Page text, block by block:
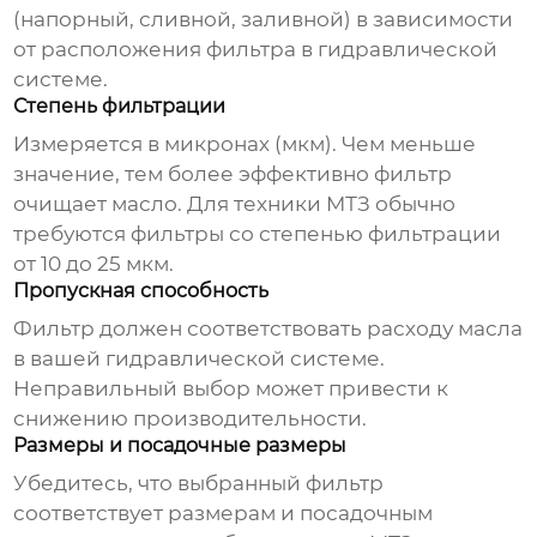
(напорный, сливной, заливной) в зависимости
от расположения фильтра в гидравлической
системе.
Степень фильтрации
Измеряется в микронах (мкм). Чем меньше
значение, тем более эффективно фильтр
очищает масло. Для техники МТЗ обычно
требуются фильтры со степенью фильтрации
от 10 до 25 мкм.
Пропускная способность
Фильтр должен соответствовать расходу масла
в вашей гидравлической системе.
Неправильный выбор может привести к
снижению производительности.
Размеры и посадочные размеры
Убедитесь, что выбранный фильтр
соответствует размерам и посадочным